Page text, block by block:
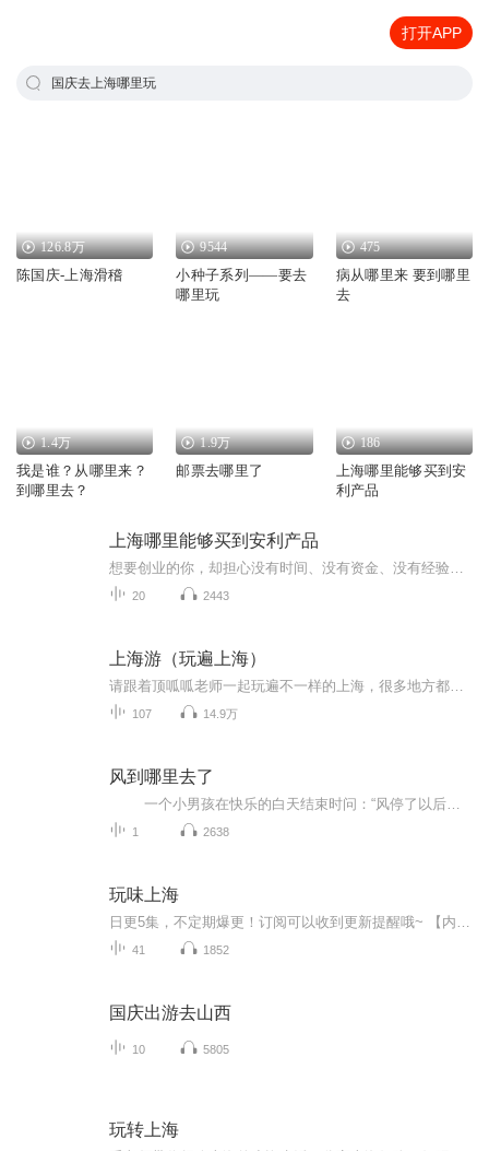
打开APP
国庆去上海哪里玩
126.8万
陈国庆-上海滑稽
9544
小种子系列——要去
哪里玩
475
病从哪里来 要到哪里
去
1.4万
我是谁？从哪里来？
到哪里去？
1.9万
邮票去哪里了
186
上海哪里能够买到安
利产品
上海哪里能够买到安利产品
20 2443
上海游（玩遍上海）
107 14.9万
风到哪里去了
1 2638
玩味上海
41 1852
国庆出游去山西
10 5805
玩转上海